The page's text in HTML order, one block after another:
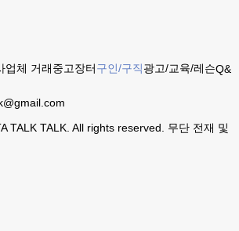
업체 거래중고장터구인/구직광고/교육/레슨Q&A
TALK TALK. All rights reserved. 무단 전재 및